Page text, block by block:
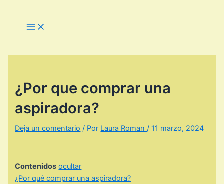
Main
Menu
¿Por que comprar una
aspiradora?
Deja un comentario / Por Laura Roman/11 marzo, 2024
Contenidos ocultar
¿Por qué comprar una aspiradora?